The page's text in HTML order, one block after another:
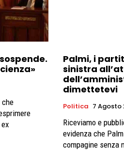
che
Palmi, i
sinistra
dimettetevi
Politica 7 Agosto
Riceviamo e
evidenza che
compagine senza